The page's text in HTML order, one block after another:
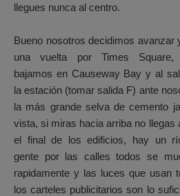
llegues nunca al centro.
Bueno nosotros decidimos avanzar
una vuelta por Times Square,
bajamos en Causeway Bay y al
la estación (tomar salida F) ante
la más grande selva de cemento
vista, si miras hacia arriba no llegas
el final de los edificios, hay un
gente por las calles todos se
rapidamente y las luces que usan
los carteles publicitarios son lo